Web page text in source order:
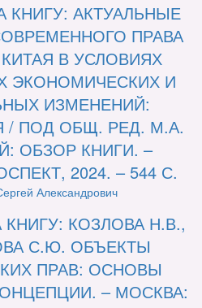
КНИГУ: АКТУАЛЬНЫЕ
ПРАВА
В УСЛОВИЯХ
ЭКОНОМИЧЕСКИХ И
ИЗМЕНЕНИЙ:
/ ПОД ОБЩ. РЕД. М.А.
ОБЗОР КНИГИ. –
2024. – 544 С.
Александрович
КОЗЛОВА Н.В.,
С.Ю. ОБЪЕКТЫ
ПРАВ: ОСНОВЫ
– МОСКВА: